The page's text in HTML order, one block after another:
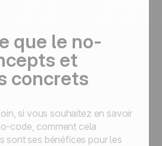
que le no-
et
concrets
si vous souhaitez en savoir
code, comment cela
sont ses bénéfices pour les